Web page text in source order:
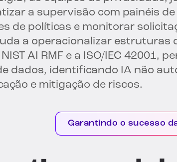
a supervisão com painéis
de políticas e monitorar
a operacionalizar estruturas
AI RMF e a ISO/IEC 42001,
dados, identificando IA não
e mitigação de riscos.
Garantindo o sucesso